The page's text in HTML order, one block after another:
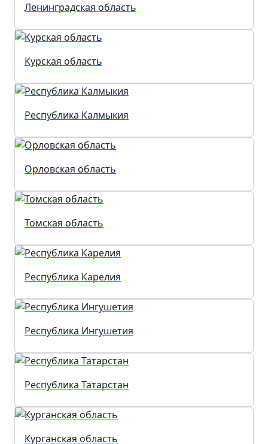
Ленинградская область
Курская область
Республика Калмыкия
Орловская область
Томская область
Республика Карелия
Республика Ингушетия
Республика Татарстан
Курганская область